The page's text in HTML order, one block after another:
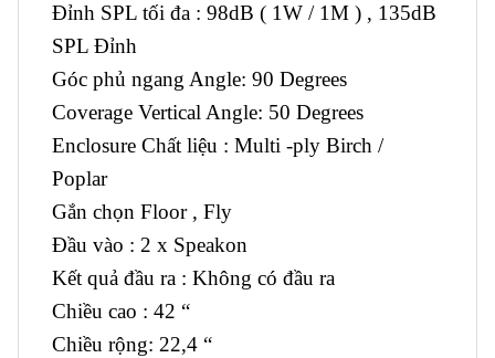
Đỉnh SPL tối đa : 98dB ( 1W / 1M ) , 135dB
SPL Đỉnh
Góc phủ ngang Angle: 90 Degrees
Coverage Vertical Angle: 50 Degrees
Enclosure Chất liệu : Multi -ply Birch /
Poplar
Gắn chọn Floor , Fly
Đầu vào : 2 x Speakon
Kết quả đầu ra : Không có đầu ra
Chiều cao : 42 “
Chiều rộng: 22,4 “